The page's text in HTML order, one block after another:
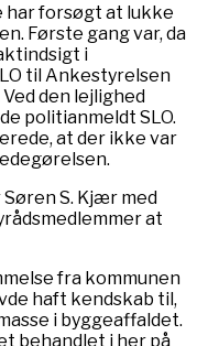
har forsøgt at lukke
Første gang var, da
i
til Ankestyrelsen
den lejlighed
politianmeldt SLO.
at der ikke var
S. Kjær med
at
fra kommunen
haft kendskab til,
i byggeaffaldet.
behandlet i her på